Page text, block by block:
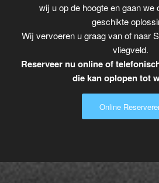
wij u op de hoogte en gaan we
geschikte
Wij vervoeren u graag van of naar
vliegveld.
Reserveer nu online of
die kan oplopen tot
Online